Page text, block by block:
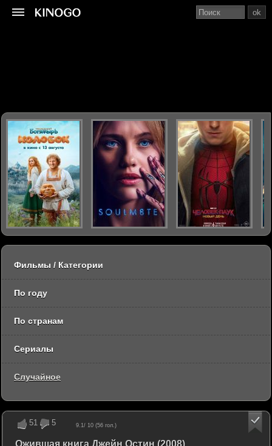
51 5 9.1/ 10 (56 гол.)
Ожившая книга Джейн Остин (2008)
ok
Фильмы / Категории
По году
По странам
Сериалы
Случайное